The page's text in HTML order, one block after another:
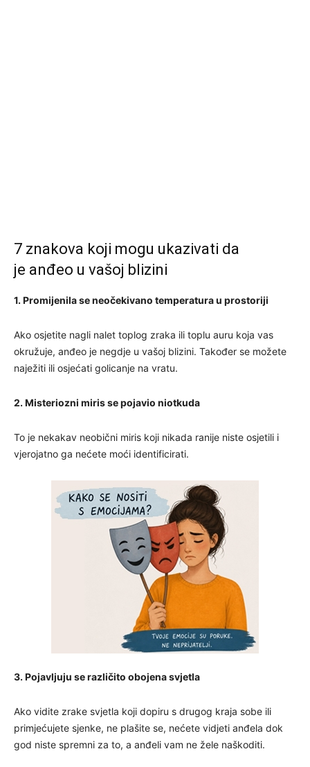
7 znakova koji mogu ukazivati da
je anđeo u vašoj blizini
1. Promijenila se neočekivano temperatura u prostoriji
Ako osjetite nagli nalet toplog zraka ili toplu auru koja vas
okružuje, anđeo je negdje u vašoj blizini. Također se možete
naježiti ili osjećati golicanje na vratu.
2. Misteriozni miris se pojavio niotkuda
To je nekakav neobični miris koji nikada ranije niste osjetili i
vjerojatno ga nećete moći identificirati.
3. Pojavljuju se različito obojena svjetla
Ako vidite zrake svjetla koji dopiru s drugog kraja sobe ili
primjećujete sjenke, ne plašite se, nećete vidjeti anđela dok
god niste spremni za to, a anđeli vam ne žele naškoditi.